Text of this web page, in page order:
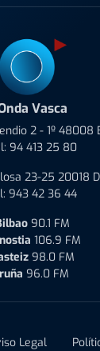
Vasca
2 - 1º 48008
94 413 25 80
23-25 20018
943 42 36 44
90.1 FM
106.9 FM
98.0 FM
96.0 FM
Legal